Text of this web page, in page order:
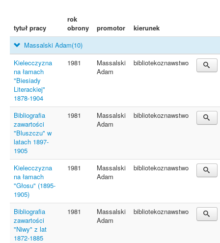
tytuł pracy
rok
obrony
promotor kierunek
Massalski Adam(10)
Kielecczyzna
na łamach
"Biesiady
Literackiej"
1878-1904
1981
Massalski
Adam
bibliotekoznawstwo
Bibliografia
zawartości
"Bluszczu" w
latach 1897-
1905
1981
Massalski
Adam
bibliotekoznawstwo
Kielecczyzna
na łamach
"Głosu" (1895-
1905)
1981
Massalski
Adam
bibliotekoznawstwo
Bibliografia
zawartości
"Niwy" z lat
1872-1885
1981
Massalski
Adam
bibliotekoznawstwo